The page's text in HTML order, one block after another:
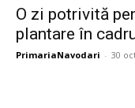
O zi potrivită
plantare în
PrimariaNavodari - 30